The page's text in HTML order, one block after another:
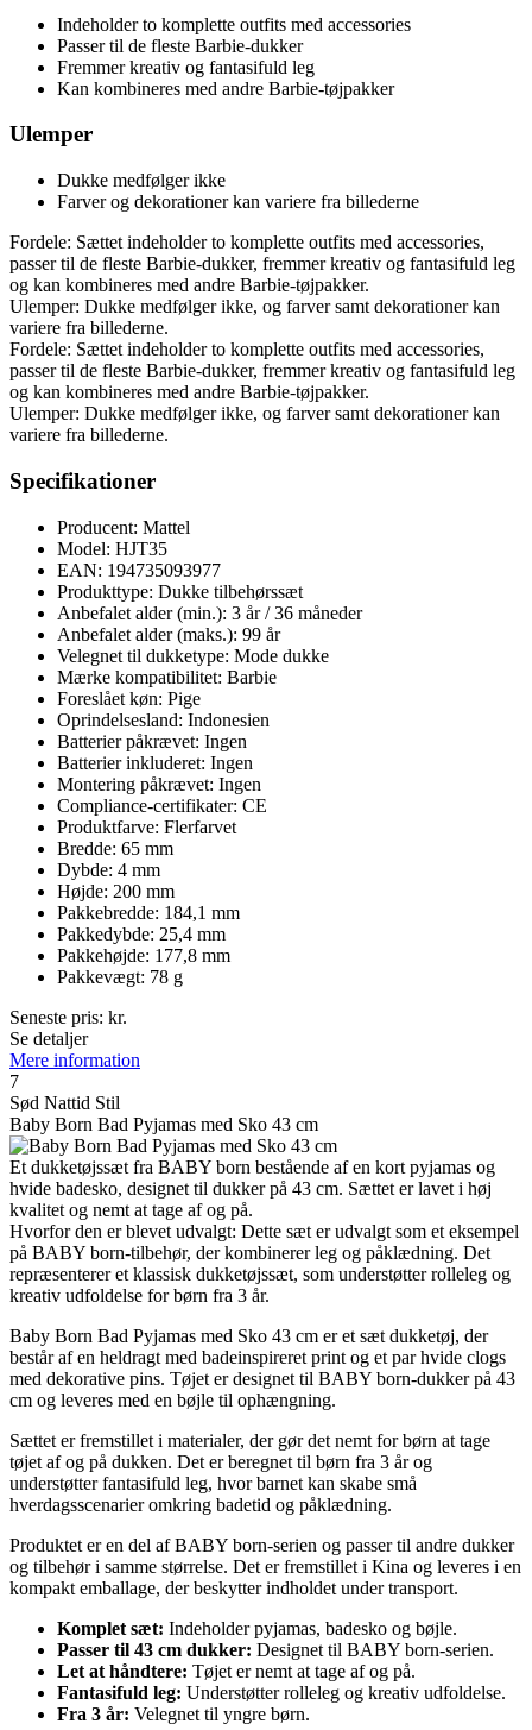
Indeholder to komplette outfits med accessories
Passer til de fleste Barbie-dukker
Fremmer kreativ og fantasifuld leg
Kan kombineres med andre Barbie-tøjpakker
Ulemper
Dukke medfølger ikke
Farver og dekorationer kan variere fra billederne
Fordele: Sættet indeholder to komplette outfits med accessories,
passer til de fleste Barbie-dukker, fremmer kreativ og fantasifuld leg
og kan kombineres med andre Barbie-tøjpakker.
Ulemper: Dukke medfølger ikke, og farver samt dekorationer kan
variere fra billederne.
Fordele: Sættet indeholder to komplette outfits med accessories,
passer til de fleste Barbie-dukker, fremmer kreativ og fantasifuld leg
og kan kombineres med andre Barbie-tøjpakker.
Ulemper: Dukke medfølger ikke, og farver samt dekorationer kan
variere fra billederne.
Specifikationer
Producent: Mattel
Model: HJT35
EAN: 194735093977
Produkttype: Dukke tilbehørssæt
Anbefalet alder (min.): 3 år / 36 måneder
Anbefalet alder (maks.): 99 år
Velegnet til dukketype: Mode dukke
Mærke kompatibilitet: Barbie
Foreslået køn: Pige
Oprindelsesland: Indonesien
Batterier påkrævet: Ingen
Batterier inkluderet: Ingen
Montering påkrævet: Ingen
Compliance-certifikater: CE
Produktfarve: Flerfarvet
Bredde: 65 mm
Dybde: 4 mm
Højde: 200 mm
Pakkebredde: 184,1 mm
Pakkedybde: 25,4 mm
Pakkehøjde: 177,8 mm
Pakkevægt: 78 g
Seneste pris: kr.
Se detaljer
Mere information
7
Sød Nattid Stil
Baby Born Bad Pyjamas med Sko 43 cm
Et dukketøjssæt fra BABY born bestående af en kort pyjamas og
hvide badesko, designet til dukker på 43 cm. Sættet er lavet i høj
kvalitet og nemt at tage af og på.
Hvorfor den er blevet udvalgt: Dette sæt er udvalgt som et eksempel
på BABY born-tilbehør, der kombinerer leg og påklædning. Det
repræsenterer et klassisk dukketøjssæt, som understøtter rolleleg og
kreativ udfoldelse for børn fra 3 år.
Baby Born Bad Pyjamas med Sko 43 cm er et sæt dukketøj, der
består af en heldragt med badeinspireret print og et par hvide clogs
med dekorative pins. Tøjet er designet til BABY born-dukker på 43
cm og leveres med en bøjle til ophængning.
Sættet er fremstillet i materialer, der gør det nemt for børn at tage
tøjet af og på dukken. Det er beregnet til børn fra 3 år og
understøtter fantasifuld leg, hvor barnet kan skabe små
hverdagsscenarier omkring badetid og påklædning.
Produktet er en del af BABY born-serien og passer til andre dukker
og tilbehør i samme størrelse. Det er fremstillet i Kina og leveres i en
kompakt emballage, der beskytter indholdet under transport.
Komplet sæt: Indeholder pyjamas, badesko og bøjle.
Passer til 43 cm dukker: Designet til BABY born-serien.
Let at håndtere: Tøjet er nemt at tage af og på.
Fantasifuld leg: Understøtter rolleleg og kreativ udfoldelse.
Fra 3 år: Velegnet til yngre børn.